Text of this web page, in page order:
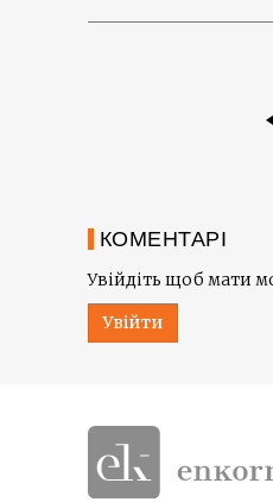
КОМЕНТАРІ
Увійдіть щоб мати
Увійти